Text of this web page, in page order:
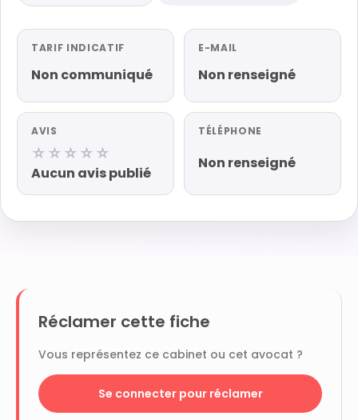
TARIF INDICATIF
Non communiqué
E-MAIL
Non renseigné
AVIS
☆☆☆☆☆
Aucun avis publié
TÉLÉPHONE
Non renseigné
Réclamer cette fiche
Vous représentez ce cabinet ou cet avocat ?
Se connecter pour réclamer